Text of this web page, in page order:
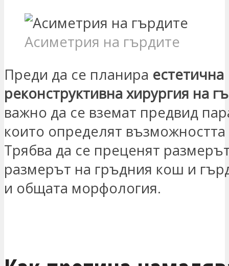
Асиметрия на гърдите
Преди да се планира естетична
реконструктивна хирургия на
важно да се вземат предвид
които определят възможността
Трябва да се преценят
размерът на гръдния кош и
и общата морфология.